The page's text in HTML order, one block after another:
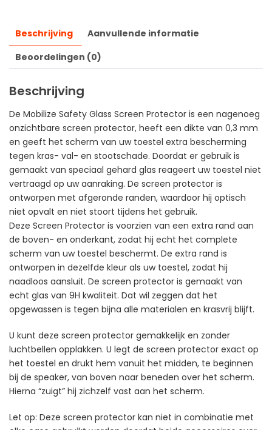
Beschrijving
Aanvullende informatie
Beoordelingen (0)
Beschrijving
De Mobilize Safety Glass Screen Protector is een nagenoeg
onzichtbare screen protector, heeft een dikte van 0,3 mm
en geeft het scherm van uw toestel extra bescherming
tegen kras- val- en stootschade. Doordat er gebruik is
gemaakt van speciaal gehard glas reageert uw toestel niet
vertraagd op uw aanraking. De screen protector is
ontworpen met afgeronde randen, waardoor hij optisch
niet opvalt en niet stoort tijdens het gebruik.
Deze Screen Protector is voorzien van een extra rand aan
de boven- en onderkant, zodat hij echt het complete
scherm van uw toestel beschermt. De extra rand is
ontworpen in dezelfde kleur als uw toestel, zodat hij
naadloos aansluit. De screen protector is gemaakt van
echt glas van 9H kwaliteit. Dat wil zeggen dat het
opgewassen is tegen bijna alle materialen en krasvrij blijft.
U kunt deze screen protector gemakkelijk en zonder
luchtbellen opplakken. U legt de screen protector exact op
het toestel en drukt hem vanuit het midden, te beginnen
bij de speaker, van boven naar beneden over het scherm.
Hierna “zuigt” hij zichzelf vast aan het scherm.
Let op: Deze screen protector kan niet in combinatie met